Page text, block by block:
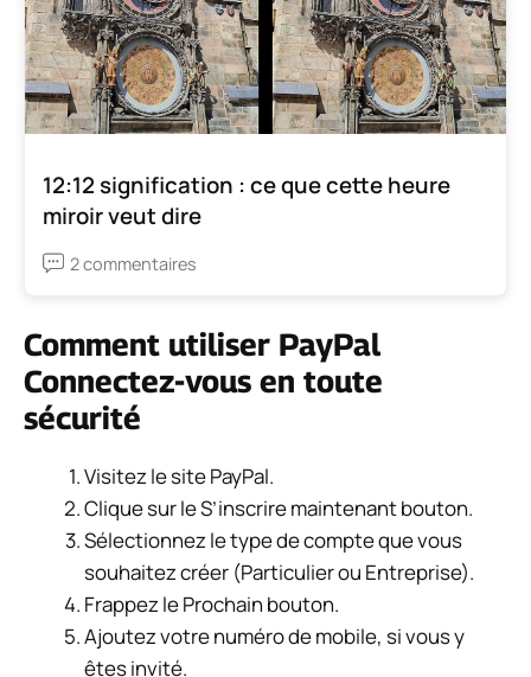
12:12 signification : ce que cette heure
miroir veut dire
2 commentaires
Comment utiliser PayPal
Connectez-vous en toute
sécurité
Visitez le site PayPal.
Clique sur leS’inscrire maintenantbouton.
Sélectionnez le type de compte que vous
souhaitez créer (Particulier ou Entreprise).
Frappez leProchain bouton.
Ajoutez votre numéro de mobile, si vous y
êtes invité.